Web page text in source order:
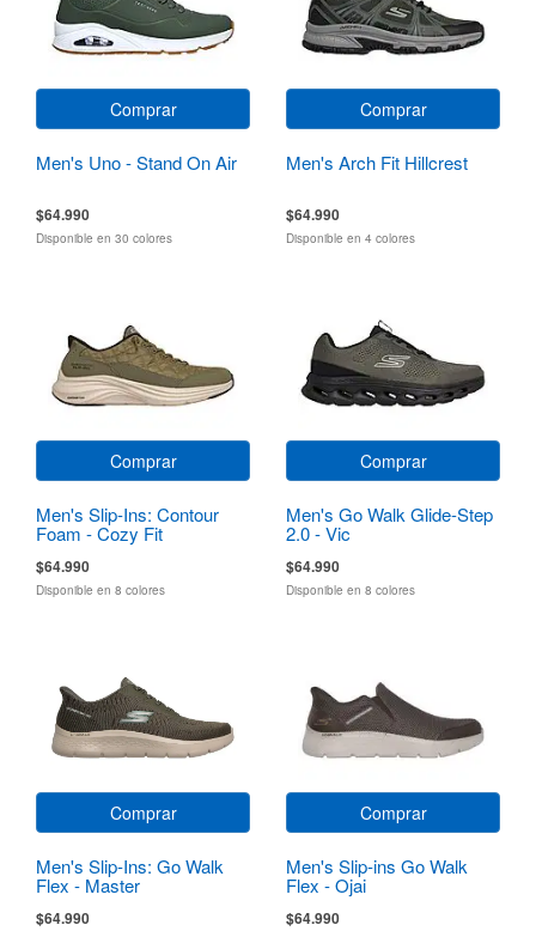
Comprar
Men's Uno - Stand On Air
$64.990
Disponible en 30 colores
Comprar
Men's Arch Fit Hillcrest
$64.990
Disponible en 4 colores
Comprar
Men's Slip-Ins: Contour
Foam - Cozy Fit
$64.990
Disponible en 8 colores
Comprar
Men's Go Walk Glide-Step
2.0 - Vic
$64.990
Disponible en 8 colores
Comprar
Men's Slip-Ins: Go Walk
Flex - Master
$64.990
Comprar
Men's Slip-ins Go Walk
Flex - Ojai
$64.990